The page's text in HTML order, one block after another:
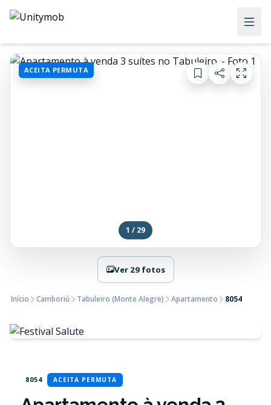
ACEITA PERMUTA
1 / 29
Ver 29 fotos
Início Camboriú Tabuleiro (Monte Alegre) Apartamento 8054
8054 ACEITA PERMUTA